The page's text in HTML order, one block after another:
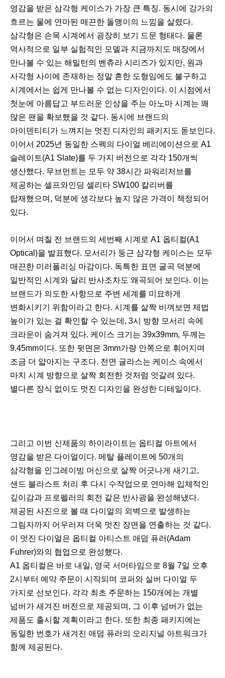
영감을 받은 삼각형 케이스가 가장 큰 특징. 동시에 강가의
흐르는 물에 연마된 매끈한 돌맹이의 느낌을 살렸다.
삼각형은 손목 시계에서 굉장히 보기 드문 형태다. 물론
역사적으로 일부 실험적인 모델과 지금까지도 매장에서
만나볼 수 있는 해밀턴의 벤츄라 시리즈가 있지만, 원과
사각형 사이에 존재하는 정말 흔한 도형임에도 불구하고
시계에서는 쉽게 만나볼 수 없는 디자인이다. 이 시점에서
첫눈에 아름답고 부드러운 인상을 주는 아노마 시계는 꽤
많은 팬을 확보했을 것 같다. 동시에 브랜드의
아이덴티티가 느껴지는 멋진 디자인의 패키지도 돋보인다.
이어서 2025년 동일한 스펙의 다이얼 베리에이션으로 A1
슬레이트(A1 Slate)를 두 가지 버전으로 각각 150개씩
생산했다. 무브먼트는 모두 약 38시간 파워리저브를
제공하는 셀프와인딩 셀리타 SW100 칼리버를
탑재했으며, 덕분에 생각보다 높지 않은 가격이 책정되어
있다.
이어서 며칠 전 브랜드의 세번째 시계로 A1 옵티컬(A1
Optical)을 발표했다. 모서리가 둥근 삼각형 케이스는 모두
매끈한 미러폴리싱 마감이다. 독특한 표면 굴곡 덕분에
일반적인 시계와 달리 반사조차도 왜곡되어 보인다. 이는
브랜드가 의도한 사항으로 주변 세계를 미묘하게
변화시키기 위함이라고 한다. 시계를 살짝 비껴보면 제법
높이가 있는 걸 확인할 수 있는데, 3시 방향 모서리 속에
크라운이 숨겨져 있다. 케이스 크기는 39x39mm, 두께는
9.45mm이다. 또한 뒷면은 3mm가량 안쪽으로 휘어지며
조금 더 얇아지는 구조다. 전면 글라스는 케이스 속에서
마치 시계 방향으로 살짝 회전한 것처럼 엇갈려 있다.
별다른 장식 없이도 멋진 디자인을 완성한 디테일이다.
그리고 이번 신제품의 하이라이트는 옵티컬 아트에서
영감을 받은 다이얼이다. 메탈 플레이트에 50개의
삼각형을 인그레이빙 머신으로 살짝 어긋나게 새기고,
샌드 블라스트 처리 후 다시 수작업으로 연마해 입체적인
깊이감과 프로펠러의 회전 같은 반사광을 완성해냈다.
제공된 사진으로 볼 때 다이얼의 외벽으로 발생하는
그림자까지 어우러져 더욱 멋진 장면을 연출하는 것 같다.
이 멋진 다이얼은 옵티컬 아티스트 애덤 퓨러(Adam
Fuhrer)와의 협업으로 완성했다.
A1 옵티컬은 바로 내일, 영국 서머타임으로 8월 7일 오후
2시부터 예약 주문이 시작되며 코퍼와 실버 다이얼 두
가지로 선보인다. 각각 최초 주문하는 150개에는 개별
넘버가 새겨진 버전으로 제공되며, 그 이후 넘버가 없는
제품도 출시할 계획이라고 한다. 또한 최종 패키지에는
동일한 번호가 새겨진 애덤 퓨러의 오리지널 아트워크가
함께 제공된다.